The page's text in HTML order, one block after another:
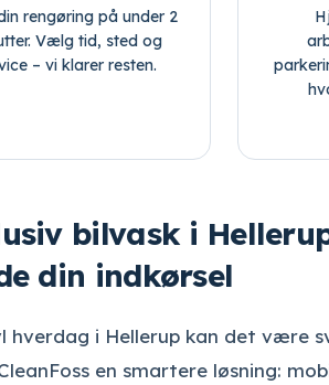
rengøring på under 2
Vælg tid, sted og
– vi klarer resten.
bilvask i
din indkørsel
hverdag i Hellerup kan det være
en smartere løsning: